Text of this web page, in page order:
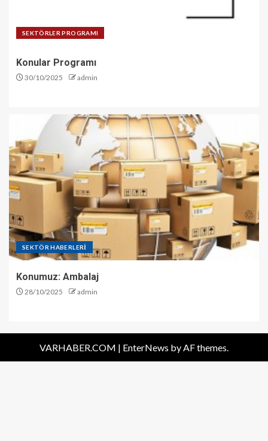
SEKTÖRLER PROGRAMI
Konular Programı
30/10/2025 admin
SEKTÖR HABERLERİ
Konumuz: Ambalaj
28/10/2025 admin
VARHABER.COM | EnterNews by AF themes.